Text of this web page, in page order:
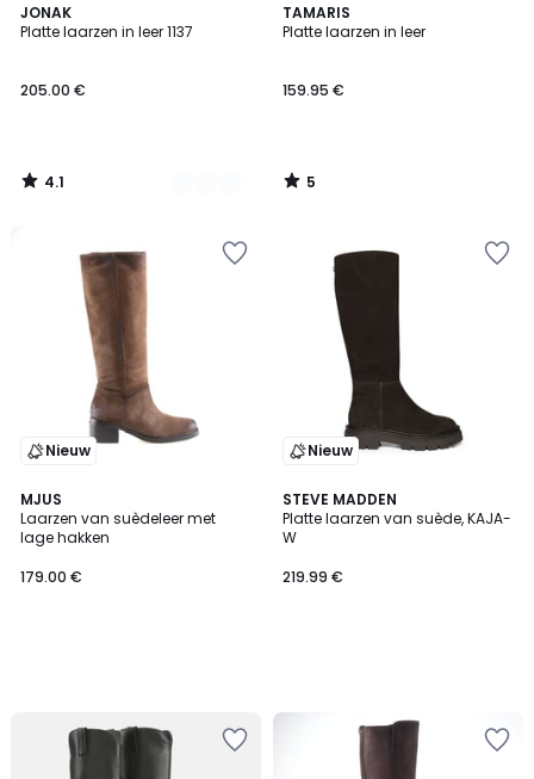
JONAK
Platte laarzen in leer 1137
205.00 €
4.1
/ 5
2
Kleuren
4.1
/
TAMARIS
Platte laarzen in leer
159.95 €
5
/
5
/
Nieuw
MJUS
Laarzen van suèdeleer met
lage hakken
179.00 €
Nieuw
STEVE MADDEN
Platte laarzen van suède, KAJA-
W
219.99 €